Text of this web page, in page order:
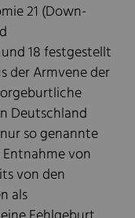
21 (Down-
18 festgestellt
der Armvene der
Deutschland
so genannte
von
von den
als